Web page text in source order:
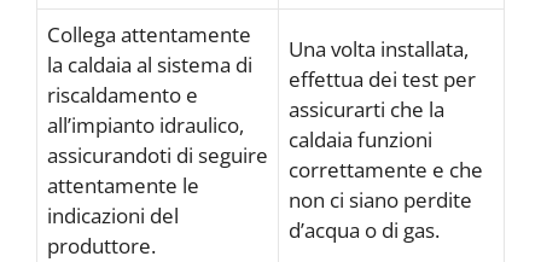
Collega attentamente
la caldaia al sistema di
riscaldamento e
all’impianto idraulico,
assicurandoti di seguire
attentamente le
indicazioni del
produttore.
Una volta installata,
effettua dei test per
assicurarti che la
caldaia funzioni
correttamente e che
non ci siano perdite
d’acqua o di gas.